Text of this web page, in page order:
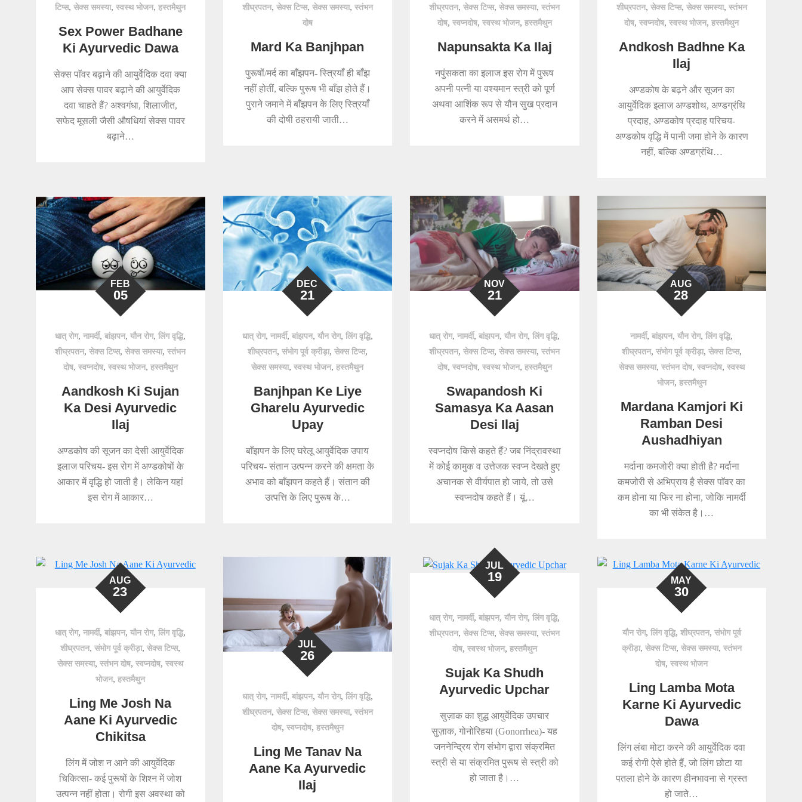
टिप्स,सेक्स समस्या,स्वस्थ भोजन,हस्तमैथुन
Sex Power Badhane
Ki Ayurvedic Dawa
सेक्स पाॅवर बढ़ाने की आयुर्वेदिक दवा क्या
आप सेक्स पावर बढ़ाने की आयुर्वेदिक
दवा चाहते हैं? अश्वगंधा, शिलाजीत,
सफेद मूसली जैसी औषधियां सेक्स पावर
बढ़ाने…
शीघ्रपतन, सेक्स टिप्स, सेक्स समस्या, स्तंभन
दोष
Mard Ka Banjhpan
पुरूषों/मर्द का बाँझपन- स्त्रियाँ ही बाँझ
नहीं होतीं, बल्कि पुरूष भी बाँझ होते हैं।
पुराने जमाने में बाँझपन के लिए स्त्रियाँ
की दोषी ठहरायी जाती…
शीघ्रपतन,सेक्स टिप्स,सेक्स समस्या,स्तंभन
दोष, स्वप्नदोष, स्वस्थ भोजन, हस्तमैथुन
Napunsakta Ka Ilaj
नपुंसकता का इलाज इस रोग में पुरूष
अपनी पत्नी या वश्यमान स्त्री को पूर्ण
अथवा आशिंक रूप से यौन सुख प्रदान
करने में असमर्थ हो…
शीघ्रपतन, सेक्स टिप्स, सेक्स समस्या, स्तंभन
दोष,स्वप्नदोष,स्वस्थ भोजन,हस्तमैथुन
Andkosh Badhne Ka
Ilaj
अण्डकोष के बढ़ने और सूजन का
आयुर्वेदिक इलाज अण्डशोथ, अण्डग्रंथि
प्रदाह, अण्डकोष प्रदाह परिचय-
अण्डकोष वृद्धि में पानी जमा होने के कारण
नहीं, बल्कि अण्डग्रंथि…
FEB
05
धात् रोग,नामर्दी,बांझपन,यौन रोग,लिंग वृद्धि,
शीघ्रपतन,सेक्स टिप्स,सेक्स समस्या,स्तंभन
दोष, स्वप्नदोष, स्वस्थ भोजन, हस्तमैथुन
Aandkosh Ki Sujan
Ka Desi Ayurvedic
Ilaj
अण्डकोष की सूजन का देसी आयुर्वेदिक
इलाज परिचय- इस रोग में अण्डकोषों के
आकार में वृद्धि हो जाती है। लेकिन यहां
इस रोग में आकार…
DEC
21
धात् रोग, नामर्दी, बांझपन, यौन रोग, लिंग वृद्धि,
शीघ्रपतन, संभोग पूर्व क्रीड़ा, सेक्स टिप्स,
सेक्स समस्या,स्वस्थ भोजन,हस्तमैथुन
Banjhpan Ke Liye
Gharelu Ayurvedic
Upay
बाँझपन के लिए घरेलू आयुर्वेदिक उपाय
परिचय- संतान उत्पन्न करने की क्षमता के
अभाव को बाँझपन कहते हैं। संतान की
उत्पत्ति के लिए पुरूष के…
NOV
21
धात् रोग,नामर्दी,बांझपन,यौन रोग,लिंग वृद्धि,
शीघ्रपतन,सेक्स टिप्स,सेक्स समस्या,स्तंभन
दोष, स्वप्नदोष, स्वस्थ भोजन, हस्तमैथुन
Swapandosh Ki
Samasya Ka Aasan
Desi Ilaj
स्वप्नदोष किसे कहते हैं? जब निंद्रावस्था
में कोई कामुक व उत्तेजक स्वप्न देखते हुए
अचानक से वीर्यपात हो जाये, तो उसे
स्वप्नदोष कहते हैं। यूं…
AUG
28
नामर्दी,बांझपन,यौन रोग,लिंग वृद्धि,
शीघ्रपतन, संभोग पूर्व क्रीड़ा, सेक्स टिप्स,
सेक्स समस्या, स्तंभन दोष, स्वप्नदोष, स्वस्थ
भोजन, हस्तमैथुन
Mardana Kamjori Ki
Ramban Desi
Aushadhiyan
मर्दाना कमजोरी क्या होती है? मर्दाना
कमजोरी से अभिप्राय है सेक्स पाॅवर का
कम होना या फिर ना होना, जोकि नामर्दी
का भी संकेत है।…
AUG
23
धात् रोग,नामर्दी,बांझपन,यौन रोग,लिंग वृद्धि,
शीघ्रपतन,संभोग पूर्व क्रीड़ा,सेक्स टिप्स,
सेक्स समस्या,स्तंभन दोष,स्वप्नदोष,स्वस्थ
भोजन,हस्तमैथुन
Ling Me Josh Na
Aane Ki Ayurvedic
Chikitsa
लिंग में जोश न आने की आयुर्वेदिक
चिकित्सा- कई पुरूषों के शिश्न में जोश
उत्पन्न नहीं होता। रोगी इस अवस्था को
JUL
26
धात् रोग, नामर्दी, बांझपन, यौन रोग, लिंग वृद्धि,
शीघ्रपतन, सेक्स टिप्स, सेक्स समस्या, स्तंभन
दोष, स्वप्नदोष, हस्तमैथुन
Ling Me Tanav Na
Aane Ka Ayurvedic
Ilaj
JUL
19
धात् रोग,नामर्दी,बांझपन,यौन रोग,लिंग वृद्धि,
शीघ्रपतन,सेक्स टिप्स,सेक्स समस्या,स्तंभन
दोष, स्वस्थ भोजन, हस्तमैथुन
Sujak Ka Shudh
Ayurvedic Upchar
सुज़ाक का शुद्ध आयुर्वेदिक उपचार
सुज़ाक, गोनोरिहया (Gonorrhea)- यह
जननेन्द्रिय रोग संभोग द्वारा संक्रमित
स्त्री से या संक्रमित पुरूष से स्त्री को
हो जाता है।…
MAY
30
यौन रोग, लिंग वृद्धि, शीघ्रपतन, संभोग पूर्व
क्रीड़ा, सेक्स टिप्स, सेक्स समस्या, स्तंभन
दोष,स्वस्थ भोजन
Ling Lamba Mota
Karne Ki Ayurvedic
Dawa
लिंग लंबा मोटा करने की आयुर्वेदिक दवा
कई रोगी ऐसे होते हैं, जो लिंग छोटा या
पतला होने के कारण हीनभावना से ग्रस्त
हो जाते…